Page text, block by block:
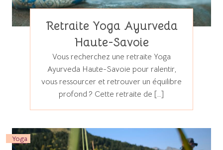
Retraite Yoga Ayurveda
Haute-Savoie
Vous recherchez une retraite Yoga
Ayurveda Haute-Savoie pour ralentir,
vous ressourcer et retrouver un équilibre
profond ? Cette retraite de […]
Yoga